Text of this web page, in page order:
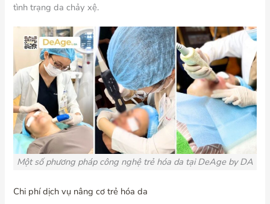
tình trạng da chảy xệ.
Một số phương pháp công nghệ trẻ hóa da tại DeAge by DA
Chi phí dịch vụ nâng cơ trẻ hóa da